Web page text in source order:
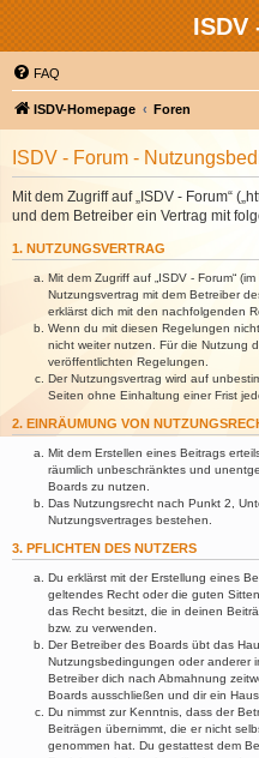
ISDV
FAQ
ISDV-Homepage Foren
ISDV - Forum -
Mit dem Zugriff auf „ISDV - Forum“
und dem Betreiber ein Vertrag mit
1. NUTZUNGSVERTRAG
Mit dem Zugriff auf „ISDV - Forum“
Nutzungsvertrag mit dem Betreiber
erklärst dich mit den nachfolgenden
Wenn du mit diesen Regelungen
nicht weiter nutzen. Für die Nutzung
veröffentlichten Regelungen.
Der Nutzungsvertrag wird auf
Seiten ohne Einhaltung einer Frist
2. EINRÄUMUNG VON
Mit dem Erstellen eines Beitrags
räumlich unbeschränktes und
Boards zu nutzen.
Das Nutzungsrecht nach Punkt 2,
Nutzungsvertrages bestehen.
3. PFLICHTEN DES NUTZERS
Du erklärst mit der Erstellung eines
geltendes Recht oder die guten
das Recht besitzt, die in deinen
bzw. zu verwenden.
Der Betreiber des Boards übt das
Nutzungsbedingungen oder anderer
Betreiber dich nach Abmahnung
Boards ausschließen und dir ein
Du nimmst zur Kenntnis, dass der
Beiträgen übernimmt, die er nicht
genommen hat. Du gestattest dem